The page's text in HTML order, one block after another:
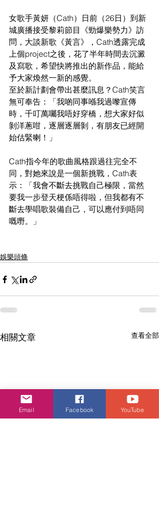
女歌手黃妍（Cath）日前（26日）到新
城廣播接受黎莉節目《勁爆樂勢力》訪
問，大談新歌《黃言》，Cath透露完成
上個project之後，花了半年時間去沉澱
及寫歌，希望快將推出的新作品，能給
予大家煥然一新的感覺。
至於新計劃會帶出甚麼訊息？Cath笑言
無可奉告：「我啲同事喺我過嚟宣傳
時，千叮萬囑我唔好穿橋，想大家好似
剝洋蔥咁，逐層逐層剝，有朋友已經開
始估緊喇！」
Cath指今年的歌曲風格跟過往完全不
同，對她來說是一個新挑戰，Cath表
示：「我會不斷去挑戰自己極限，當然
要我一步登天梗係唔得啦，但我都有不
斷去學唱歌裝備自己，可以應付到唔同
嘅嘢。」
娛樂頭條
相關文章 查看全部
Email Facebook YouTube